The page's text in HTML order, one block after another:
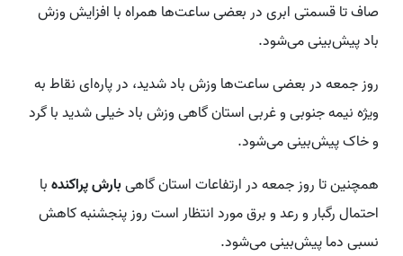
صاف تا قسمتی ابری در بعضی ساعت‌ها همراه با افزایش وزش
باد پیش‌بینی می‌شود.
روز جمعه در بعضی ساعت‌ها وزش باد شدید، در پاره‌ای نقاط به
ویژه نیمه جنوبی و غربی استان گاهی وزش باد خیلی شدید با گرد
و خاک پیش‌بینی می‌شود.
همچنین تا روز جمعه در ارتفاعات استان گاهیبارش پراکندهبا
احتمال رگبار و رعد و برق مورد انتظار است روز پنجشنبه کاهش
نسبی دما پیش‌بینی می‌شود.